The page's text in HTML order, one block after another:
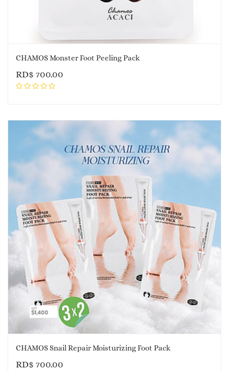
CHAMOS Monster Foot Peeling Pack
RD$ 700.00
CHAMOS Snail Repair Moisturizing Foot Pack
RD$ 700.00